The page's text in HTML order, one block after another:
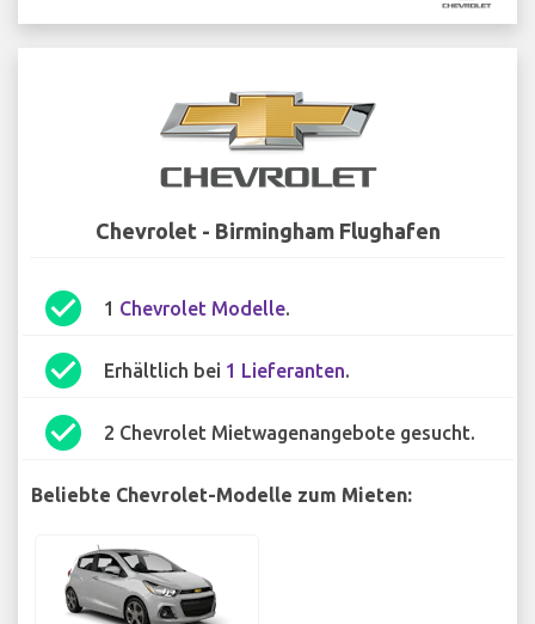
Chevrolet - Birmingham Flughafen
check_circle 1 Chevrolet Modelle.
check_circle Erhältlich bei 1 Lieferanten.
check_circle 2 Chevrolet Mietwagenangebote gesucht.
Beliebte Chevrolet-Modelle zum Mieten: